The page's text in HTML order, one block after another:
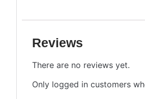
Reviews
There are no reviews yet.
Only logged in customers